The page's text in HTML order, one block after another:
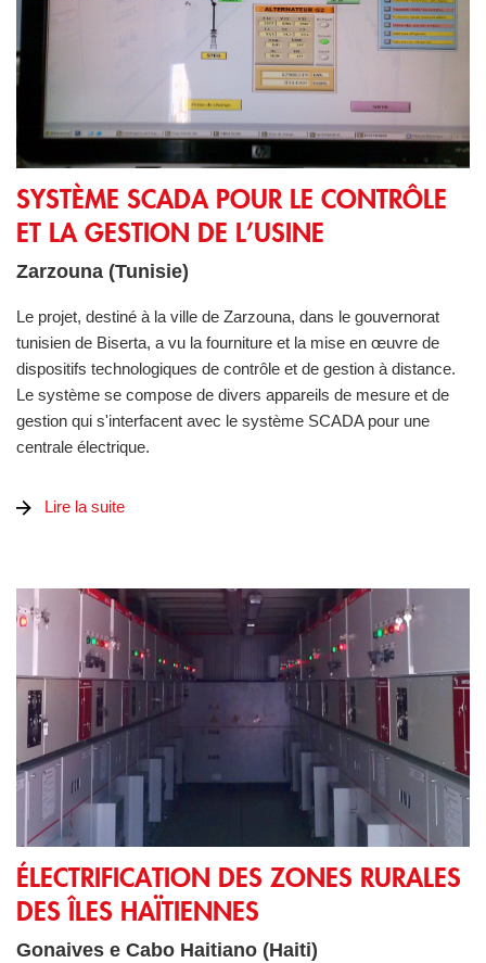
SYSTÈME SCADA POUR LE CONTRÔLE ET LA
SYSTÈME SCADA POUR LE CONTRÔLE
ET LA GESTION DE L’USINE
Zarzouna (Tunisie)
Le projet, destiné à la ville de Zarzouna, dans le gouvernorat
tunisien de Biserta, a vu la fourniture et la mise en œuvre de
dispositifs technologiques de contrôle et de gestion à distance.
Le système se compose de divers appareils de mesure et de
gestion qui s'interfacent avec le système SCADA pour une
centrale électrique.
Lire la suite
ÉLECTRIFICATION DES ZONES RURALES DES ÎLES
ÉLECTRIFICATION DES ZONES RURALES
DES ÎLES HAÏTIENNES
Gonaives e Cabo Haitiano (Haiti)